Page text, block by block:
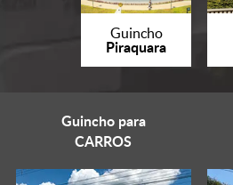
Guincho
Piraquara
Guincho para
CARROS